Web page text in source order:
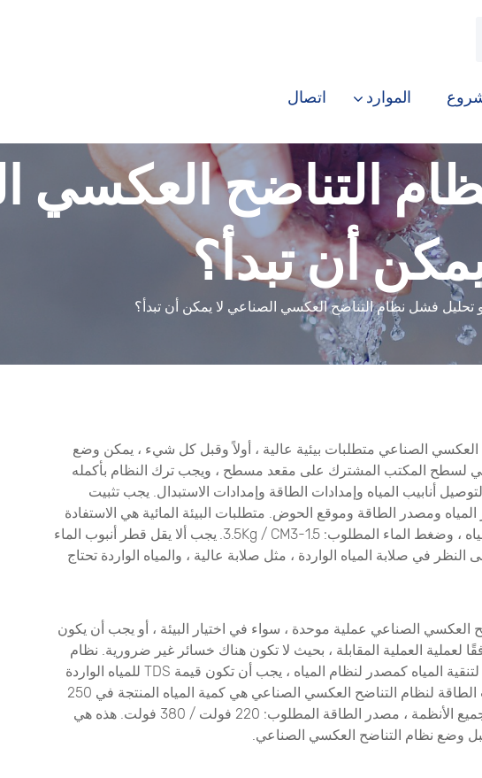
الموارد اتصال
التناضح العكسي
أن تبدأ؟
تحليل فشل نظام التناضح العكسي الصناعي لا يمكن أن تبدأ؟
الصناعي متطلبات بيئية عالية ، أولاً وقبل كل شيء ، يمكن وضع
لسطح المكتب المشترك على مقعد مسطح ، ويجب ترك النظام بأكمله
أنابيب المياه وإمدادات الطاقة وإمدادات الاستبدال. يجب تثبيت
ومصدر الطاقة وموقع الحوض. متطلبات البيئة المائية هي الاستفادة
من الماء كنظام مصدر للمياه ، وضغط الماء المطلوب: 1.5-3.5Kg / CM3. يجب ألا يقل قطر أنبوب الماء
تحتاج إلى النظر في صلابة المياه الواردة ، مثل صلابة عالية ، والمياه الواردة تحتاج
العكسي الصناعي عملية موحدة ، سواء في اختيار البيئة ، أو يجب أن يكون
العملية المقابلة ، بحيث لا تكون هناك خسائر غير ضرورية. نظام
التناضح العكسي الصناعي لتنقية المياه كمصدر لنظام المياه ، يجب أن تكون قيمة TDS للمياه الواردة
أقل من 20PPM. متطلبات الطاقة لنظام التناضح العكسي الصناعي هي كمية المياه المنتجة في 250
لتر - 50 م 3 / ساعة من جميع الأنظمة ، مصدر الطاقة المطلوب: 220 فولت / 380 فولت. هذه هي
قبل وضع نظام التناضح العكسي الصناعي.